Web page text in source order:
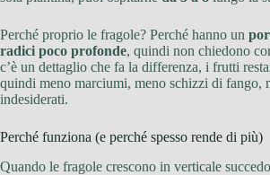
Perché proprio le fragole? Perché hanno un
radici poco profonde, quindi non chiedono
c’è un dettaglio che fa la differenza, i frutti
quindi meno marciumi, meno schizzi di fango,
indesiderati.
Perché funziona (e perché spesso rende di più)
Quando le fragole crescono in verticale